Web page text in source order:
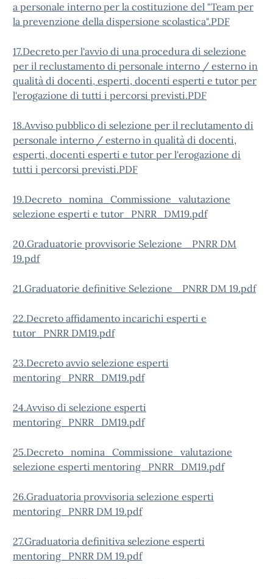
a personale interno per la costituzione del "Team per
la prevenzione della dispersione scolastica".PDF
17.Decreto per l'avvio di una procedura di selezione
per il reclustamento di personale interno / esterno in
qualità di docenti, esperti, docenti esperti e tutor per
l'erogazione di tutti i percorsi previsti.PDF
18.Avviso pubblico di selezione per il reclutamento di
personale interno / esterno in qualità di docenti,
esperti, docenti esperti e tutor per l'erogazione di
tutti i percorsi previsti.PDF
19.Decreto_nomina_Commissione_valutazione
selezione esperti e tutor_PNRR_DM19.pdf
20.Graduatorie provvisorie Selezione _PNRR DM
19.pdf
21.Graduatorie definitive Selezione _PNRR DM 19.pdf
22.Decreto affidamento incarichi esperti e
tutor_PNRR DM19.pdf
23.Decreto avvio selezione esperti
mentoring_PNRR_DM19.pdf
24.Avviso di selezione esperti
mentoring_PNRR_DM19.pdf
25.Decreto_nomina_Commissione_valutazione
selezione esperti mentoring_PNRR_DM19.pdf
26.Graduatoria provvisoria selezione esperti
mentoring_PNRR DM 19.pdf
27.Graduatoria definitiva selezione esperti
mentoring_PNRR DM 19.pdf